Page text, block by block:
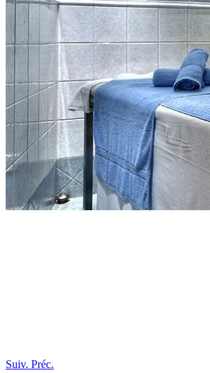
Suiv. Préc.